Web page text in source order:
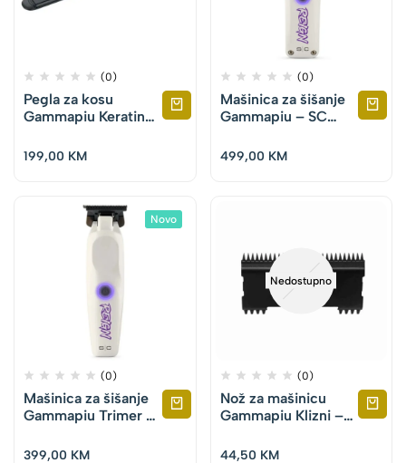
(0)
Pegla za kosu
Gammapiu Keratin
199,00 KM
(0)
Mašinica za šišanje
Gammapiu – SC
499,00 KM
Novo
(0)
Mašinica za šišanje
Gammapiu Trimer –
399,00 KM
Nedostupno
(0)
Nož za mašinicu
Gammapiu Klizni –
Alpha, Skin
44,50 KM